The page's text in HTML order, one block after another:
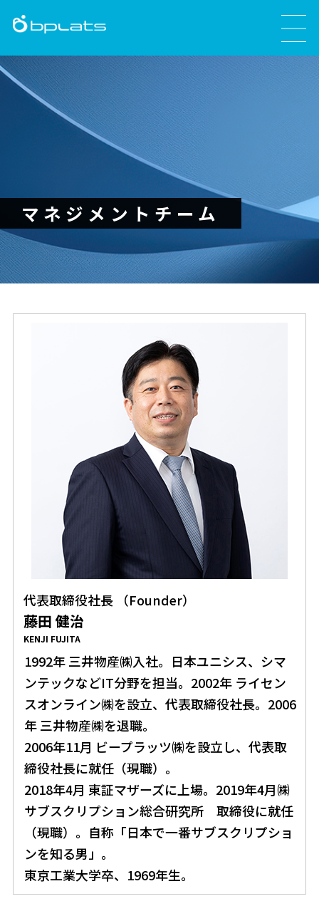
マネジメントチーム
代表取締役社長 （Founder）
藤田 健治
KENJI FUJITA
1992年 三井物産㈱入社。日本ユニシス、シマ
ンテックなどIT分野を担当。2002年 ライセン
スオンライン㈱を設立、代表取締役社長。2006
年 三井物産㈱を退職。
2006年11月 ビープラッツ㈱を設立し、代表取
締役社長に就任（現職）。
2018年4月 東証マザーズに上場。2019年4月㈱
サブスクリプション総合研究所 取締役に就任
（現職）。自称「日本で一番サブスクリプショ
ンを知る男」。
東京工業大学卒、1969年生。